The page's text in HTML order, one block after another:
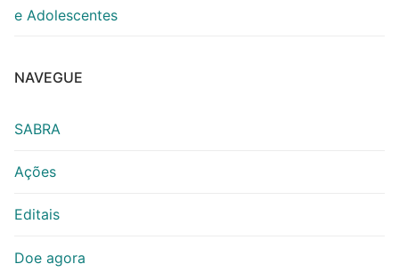
e Adolescentes
NAVEGUE
SABRA
Ações
Editais
Doe agora